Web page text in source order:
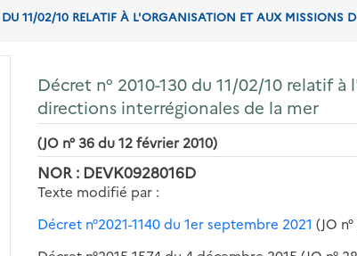
DU 11/02/10 RELATIF À L'ORGANISATION ET AUX MISSIONS
Décret n° 2010-130 du 11/02/10 relatif
directions interrégionales de la mer
(JO n° 36 du 12 février 2010)
NOR : DEVK0928016D
Texte modifié par :
Décret n°2021-1140 du 1er septembre 2021 (JO